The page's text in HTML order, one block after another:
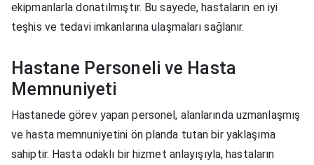
ekipmanlarla donatılmıştır. Bu sayede, hastaların en iyi
teşhis ve tedavi imkanlarına ulaşmaları sağlanır.
Hastane Personeli ve Hasta
Memnuniyeti
Hastanede görev yapan personel, alanlarında uzmanlaşmış
ve hasta memnuniyetini ön planda tutan bir yaklaşıma
sahiptir. Hasta odaklı bir hizmet anlayışıyla, hastaların